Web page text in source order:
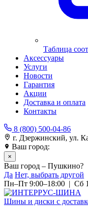
Таблица
Аксессуары
Услуги
Новости
Гарантия
Акции
Доставка и оплата
Контакты
8 (800) 500-04-86
г. Дзержинский, ул.
Ваш город:
×
Ваш город – Пушкино?
Да Нет, выбрать другой
Пн–Пт 9:00–18:00 | Сб
Шины и диски с